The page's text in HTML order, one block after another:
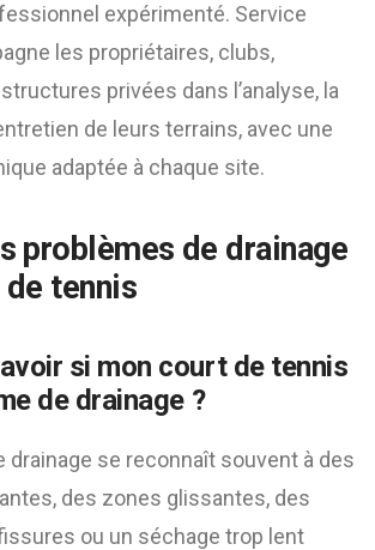
expérimenté. Service
les propriétaires, clubs,
privées dans l’analyse, la
de leurs terrains, avec une
adaptée à chaque site.
problèmes de drainage
de tennis
si mon court de tennis
de drainage ?
drainage se reconnaît souvent à des
des zones glissantes, des
ou un séchage trop lent